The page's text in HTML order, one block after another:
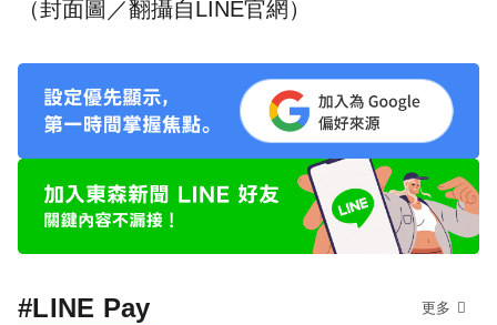
（封面圖／翻攝自LINE官網 ）
#LINE Pay 更多